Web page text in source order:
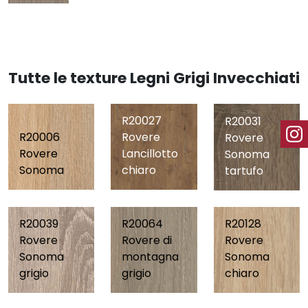
Tutte le texture Legni Grigi Invecchiati
R20006
Rovere
Sonoma
R20027
Rovere
Lancillotto
chiaro
R20031
Rovere
Sonoma
tartufo
R20039
Rovere
Sonoma
grigio
R20064
Rovere di
montagna
grigio
R20128
Rovere
Sonoma
chiaro